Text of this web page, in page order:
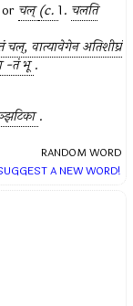
चल् (c.1. चलति
चल्, वात्यावेगेन अतिशीघ्रं
-तं भू .
.
RANDOM WORD
A NEW WORD!